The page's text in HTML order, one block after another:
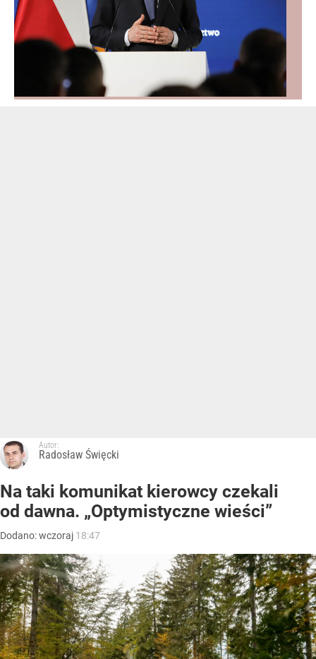
Autor:
Radosław Święcki
Na taki komunikat kierowcy czekali
od dawna. „Optymistyczne wieści”
Dodano:wczoraj 18:47